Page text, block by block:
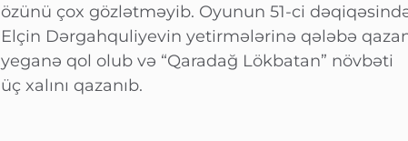
özünü çox gözlətməyib. Oyunun 51-ci
Elçin Dərgahquliyevin yetirmələrinə qələbə
yeganə qol olub və “Qaradağ Lökbatan” növbəti
üç xalını qazanıb.